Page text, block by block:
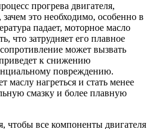
прогрева двигателя,
зачем это необходимо, особенно в
падает, моторное масло
что затрудняет его плавное
может вызвать
приведет к снижению
повреждению.
маслу нагреться и стать менее
смазку и более плавную
чтобы все компоненты двигателя